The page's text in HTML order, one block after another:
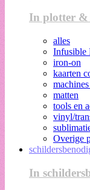
In plotter &
alles
Infusible
iron-on
kaarten
matten
tools en
vinyl/
Overige
In